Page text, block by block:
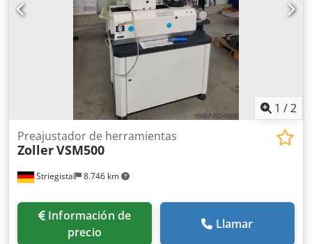
1 /2
Striegistal 8.746 km
Preajustador de herramientas
ZollerVSM500
Información de
precio
Llamar